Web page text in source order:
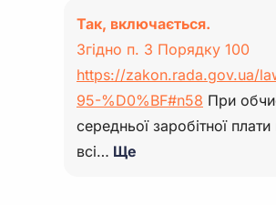
Так, включається.
Згідно п. 3 Порядку 100
https://zakon.rada.gov.ua/
95-%D0%BF#n58 При
середньої заробітної
всі… Ще